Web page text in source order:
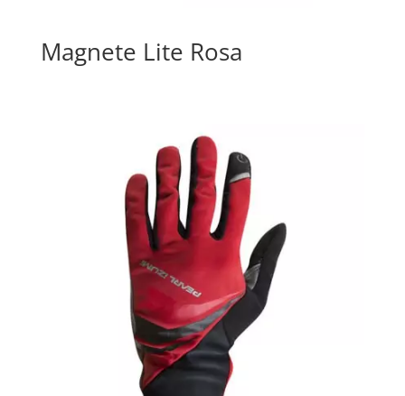
Magnete Lite Rosa